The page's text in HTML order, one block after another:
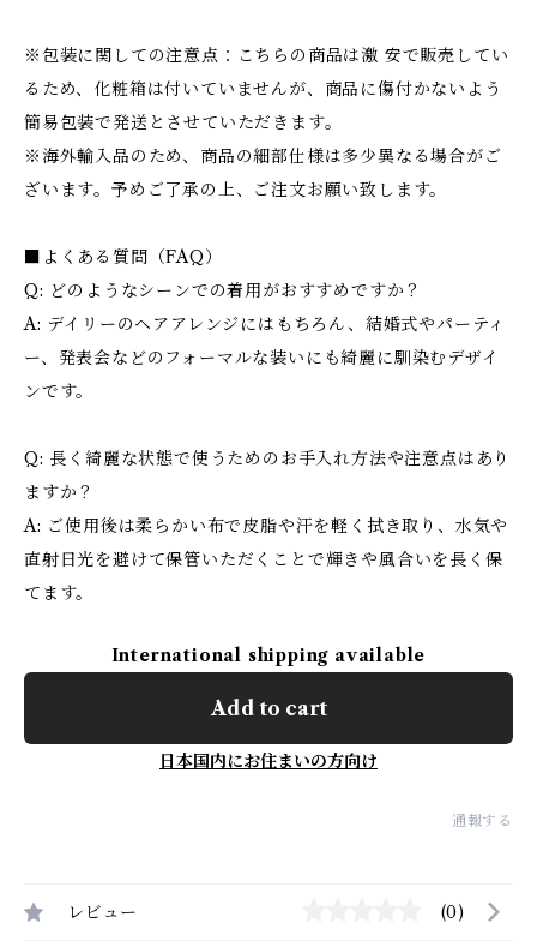
※包装に関しての注意点：こちらの商品は激 安で販売してい
るため、化粧箱は付いていませんが、商品に傷付かないよう
簡易包装で発送とさせていただきます。
※海外輸入品のため、商品の細部仕様は多少異なる場合がご
ざいます。予めご了承の上、ご注文お願い致します。
■よくある質問（FAQ）
Q: どのようなシーンでの着用がおすすめですか？
A: デイリーのヘアアレンジにはもちろん、結婚式やパーティ
ー、発表会などのフォーマルな装いにも綺麗に馴染むデザイ
ンです。
Q: 長く綺麗な状態で使うためのお手入れ方法や注意点はあり
ますか？
A: ご使用後は柔らかい布で皮脂や汗を軽く拭き取り、水気や
直射日光を避けて保管いただくことで輝きや風合いを長く保
てます。
International shipping available
Add to cart
日本国内にお住まいの方向け
通報する
レビュー (0)